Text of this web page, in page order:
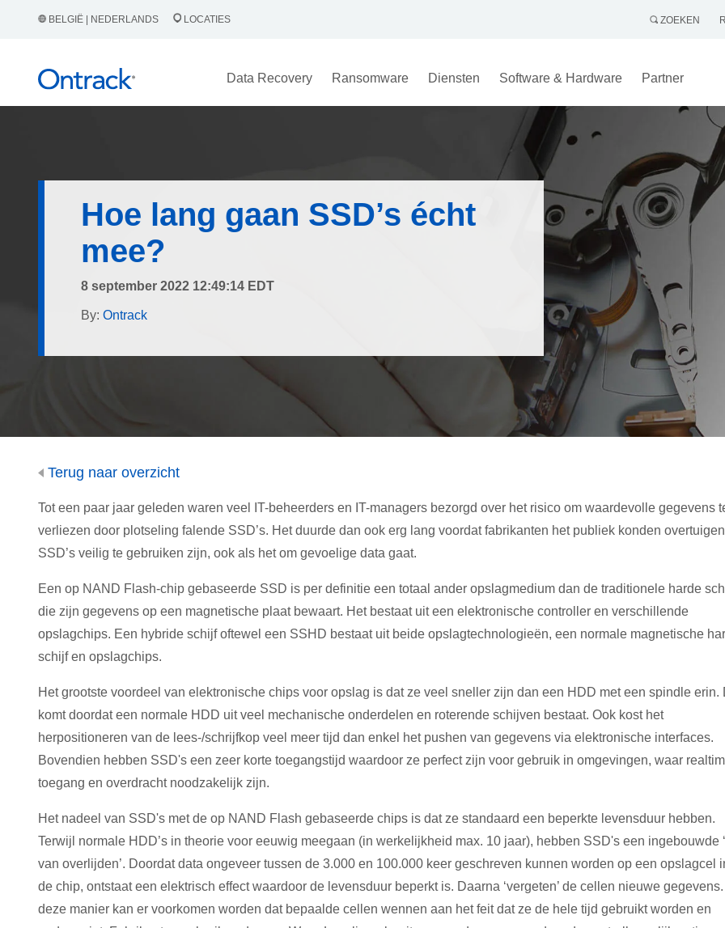
BELGIË | NEDERLANDS LOCATIES ZOEKEN
Data Recovery Ransomware Diensten Software & Hardware Partner
Hoe lang gaan SSD’s écht
mee?
8 september 2022 12:49:14 EDT
By: Ontrack
Terug naar overzicht
Tot een paar jaar geleden waren veel IT-beheerders en IT-managers bezorgd over het risico om waardevolle gegevens
verliezen door plotseling falende SSD’s. Het duurde dan ook erg lang voordat fabrikanten het publiek konden
SSD’s veilig te gebruiken zijn, ook als het om gevoelige data gaat.
Een op NAND Flash-chip gebaseerde SSD is per definitie een totaal ander opslagmedium dan de traditionele harde
die zijn gegevens op een magnetische plaat bewaart. Het bestaat uit een elektronische controller en verschillende
opslagchips. Een hybride schijf oftewel een SSHD bestaat uit beide opslagtechnologieën, een normale magnetische
schijf en opslagchips.
Het grootste voordeel van elektronische chips voor opslag is dat ze veel sneller zijn dan een HDD met een spindle erin.
komt doordat een normale HDD uit veel mechanische onderdelen en roterende schijven bestaat. Ook kost het
herpositioneren van de lees-/schrijfkop veel meer tijd dan enkel het pushen van gegevens via elektronische interfaces.
Bovendien hebben SSD's een zeer korte toegangstijd waardoor ze perfect zijn voor gebruik in omgevingen, waar
toegang en overdracht noodzakelijk zijn.
Het nadeel van SSD's met de op NAND Flash gebaseerde chips is dat ze standaard een beperkte levensduur hebben.
Terwijl normale HDD’s in theorie voor eeuwig meegaan (in werkelijkheid max. 10 jaar), hebben SSD's een ingebouwde
van overlijden’. Doordat data ongeveer tussen de 3.000 en 100.000 keer geschreven kunnen worden op een opslagcel
de chip, ontstaat een elektrisch effect waardoor de levensduur beperkt is. Daarna ‘vergeten’ de cellen nieuwe
deze manier kan er voorkomen worden dat bepaalde cellen wennen aan het feit dat ze de hele tijd gebruikt worden en